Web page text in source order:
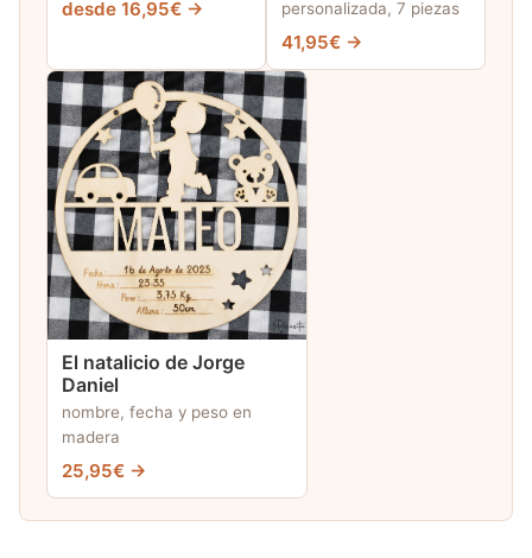
desde 16,95€ → personalizada, 7 piezas
41,95€ →
El natalicio de Jorge
Daniel
nombre, fecha y peso en
madera
25,95€ →